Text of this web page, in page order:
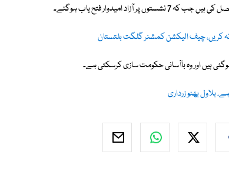
کریں، چیف الیکشن کمشنر گلگت بلتستان
بلاول بھٹو زرداری